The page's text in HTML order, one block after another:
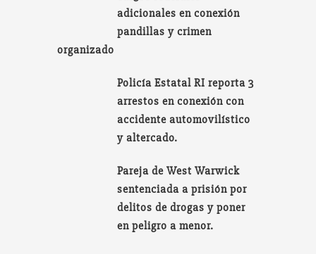
adicionales en conexión
pandillas y crimen
organizado
Policía Estatal RI reporta 3
arrestos en conexión con
accidente automovilístico
y altercado.
Pareja de West Warwick
sentenciada a prisión por
delitos de drogas y poner
en peligro a menor.